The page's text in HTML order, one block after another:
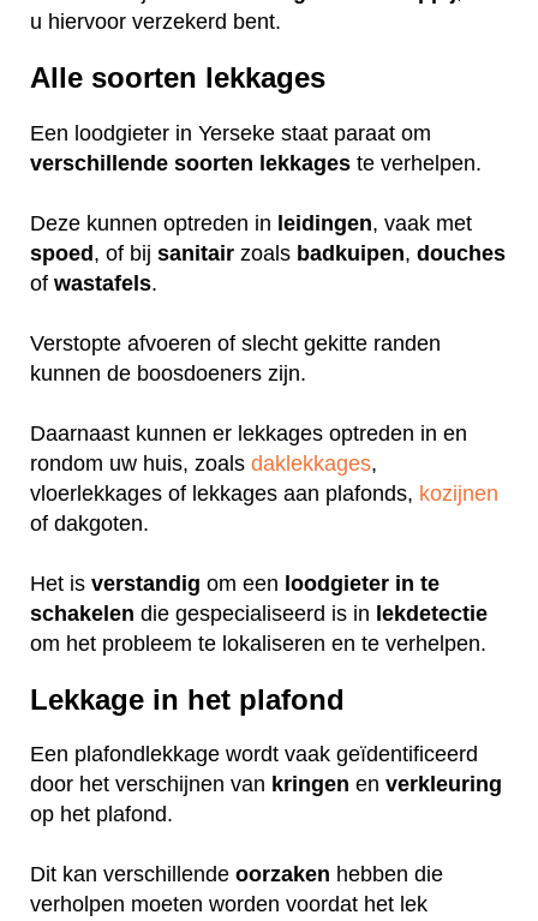
u hiervoor verzekerd bent.
Alle soorten lekkages
Een loodgieter in Yerseke staat paraat om
verschillende soorten lekkages te verhelpen.
Deze kunnen optreden in leidingen, vaak met
spoed, of bij sanitair zoals badkuipen, douches
of wastafels.
Verstopte afvoeren of slecht gekitte randen
kunnen de boosdoeners zijn.
Daarnaast kunnen er lekkages optreden in en
rondom uw huis, zoals daklekkages,
vloerlekkages of lekkages aan plafonds, kozijnen
of dakgoten.
Het is verstandig om een loodgieter in te
schakelen die gespecialiseerd is in lekdetectie
om het probleem te lokaliseren en te verhelpen.
Lekkage in het plafond
Een plafondlekkage wordt vaak geïdentificeerd
door het verschijnen van kringen en verkleuring
op het plafond.
Dit kan verschillende oorzaken hebben die
verholpen moeten worden voordat het lek